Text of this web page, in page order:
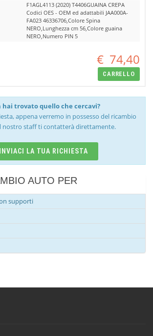
F1AGL4113 (2020) T4406GUAINA CREPA
Codici OES - OEM ed adattabili JAA000A-
FA023 46336706,Colore Spina
NERO,Lunghezza cm 56,Colore guaina
NERO,Numero PIN 5
€ 74,40
CARRELLO
hai trovato quello che cercavi?
appena verremo in possesso del ricambio
nostro staff ti contatterà direttamente.
INVIACI LA TUA RICHIESTA
AUTO PER
supporti